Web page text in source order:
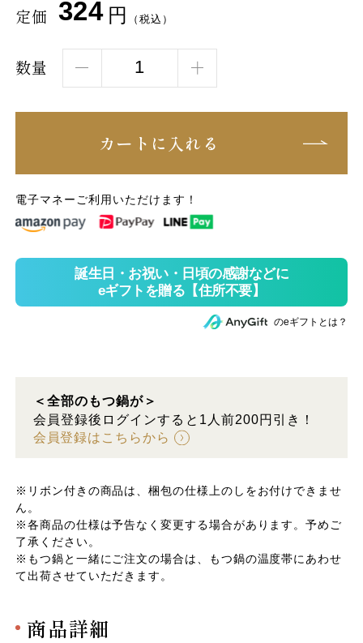
定価 324 円 （税込）
数量
カートに入れる
電子マネーご利用いただけます！
のeギフトとは？
＜全部のもつ鍋が＞
会員登録後ログインすると1人前200円引き！
会員登録はこちらから
※リボン付きの商品は、梱包の仕様上のしをお付けできませ
ん。
※各商品の仕様は予告なく変更する場合があります。予めご
了承ください。
※もつ鍋と一緒にご注文の場合は、もつ鍋の温度帯にあわせ
て出荷させていただきます。
商品詳細